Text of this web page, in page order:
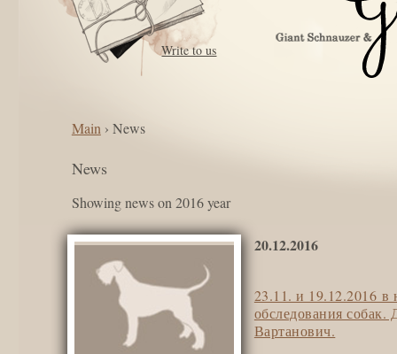
Write to us
Main › News
News
Showing news on 2016 year
20.12.2016
23.11. и 19.12.2016
обследования
Вартанович.